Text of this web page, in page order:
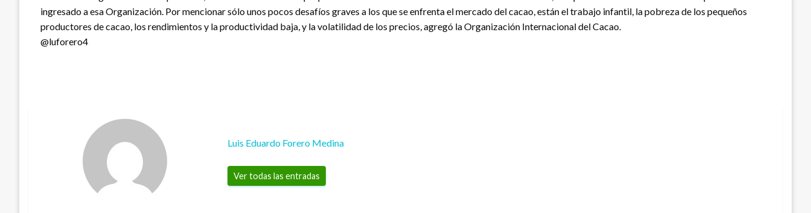
ingresado a esa Organización. Por mencionar sólo unos pocos desafíos graves a los que se enfrenta el mercado del cacao, están el trabajo infantil, la pobreza de los pequeños
productores de cacao, los rendimientos y la productividad baja, y la volatilidad de los precios, agregó la Organización Internacional del Cacao.
@luforero4
Luis Eduardo Forero Medina
Ver todas las entradas